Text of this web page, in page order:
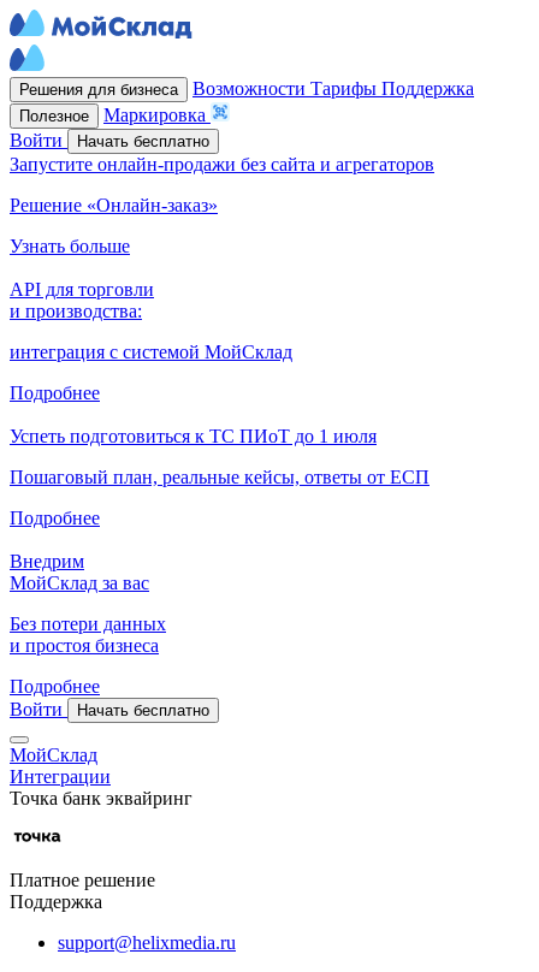
Решения для бизнеса Возможности Тарифы Поддержка
Полезное
Маркировка
Войти
Начать бесплатно
Запустите онлайн-продажи без сайта и агрегаторов
Решение «Онлайн-заказ»
Узнать больше
API для торговли
и производства:
интеграция с системой МойСклад
Подробнее
Успеть подготовиться к ТС ПИоТ до 1 июля
Пошаговый план, реальные кейсы, ответы от ЕСП
Подробнее
Внедрим
МойСклад за вас
Без потери данных
и простоя бизнеса
Подробнее
Войти
Начать бесплатно
МойСклад
Интеграции
Точка банк эквайринг
Платное решение
Поддержка
support@helixmedia.ru